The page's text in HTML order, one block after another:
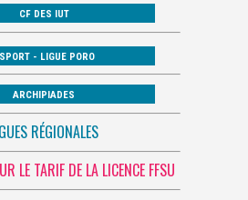
CF DES IUT
- LIGUE PORO
ARCHIPIADES
RÉGIONALES
LE TARIF DE LA LICENCE FFSU